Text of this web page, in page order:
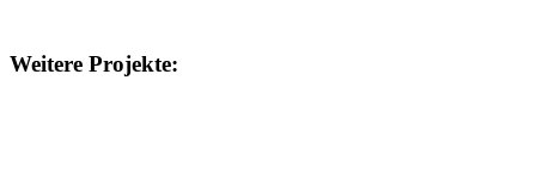
Weitere Projekte: